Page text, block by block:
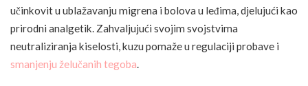
učinkovit u ublažavanju migrena i bolova u leđima, djelujući kao
prirodni analgetik. Zahvaljujući svojim svojstvima
neutraliziranja kiselosti, kuzu pomaže u regulaciji probave i
smanjenju želučanih tegoba.